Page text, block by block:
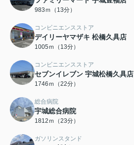
983ｍ（13分）
コンビニエンスストア
デイリーヤマザキ 松橋久具店
1005ｍ（13分）
コンビニエンスストア
セブンイレブン 宇城松橋久具店
1746ｍ（22分）
総合病院
宇城総合病院
1812ｍ（23分）
ガソリンスタンド